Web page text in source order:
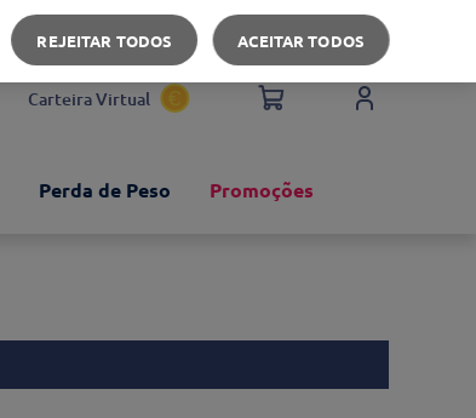
Apoio ao cliente
Carteira Virtual
Perda de Peso Promoções
REJEITAR TODOS ACEITAR TODOS